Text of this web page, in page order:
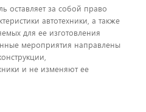
оставляет за собой право
автотехники, а также
для ее изготовления
мероприятия направлены
и не изменяют ее